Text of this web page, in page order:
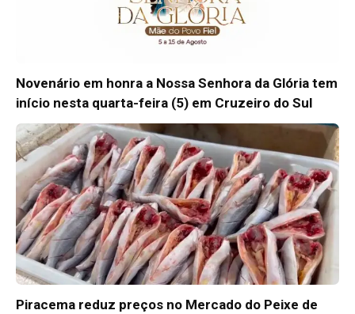
Novenário em honra a Nossa Senhora da Glória tem
início nesta quarta-feira (5) em Cruzeiro do Sul
Piracema reduz preços no Mercado do Peixe de